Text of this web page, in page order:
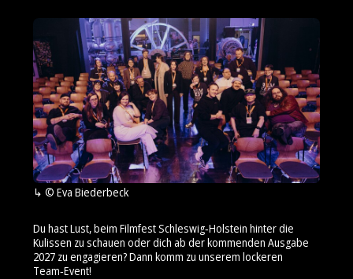
© Eva Biederbeck
Du hast Lust, beim Filmfest Schleswig‑Holstein hinter die
Kulissen zu schauen oder dich ab der kommenden Ausgabe
2027 zu engagieren? Dann komm zu unserem lockeren
Team‑Event!